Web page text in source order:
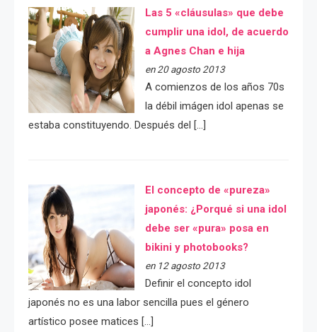
Las 5 «cláusulas» que debe
cumplir una idol, de acuerdo
a Agnes Chan e hija
en 20 agosto 2013
A comienzos de los años 70s
la débil imágen idol apenas se
estaba constituyendo. Después del […]
El concepto de «pureza»
japonés: ¿Porqué si una idol
debe ser «pura» posa en
bikini y photobooks?
en 12 agosto 2013
Definir el concepto idol
japonés no es una labor sencilla pues el género
artístico posee matices […]